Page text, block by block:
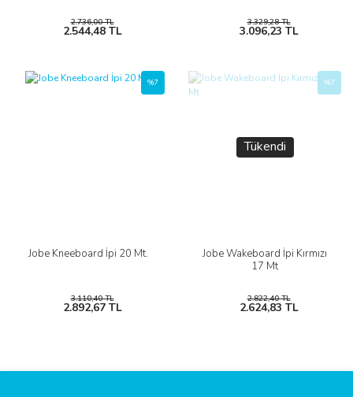
2.736,00 TL
2.544,48 TL
3.329,28 TL
3.096,23 TL
Jobe Kneeboard İpi 20 Mt.
%7
3.110,40 TL
2.892,67 TL
Tükendi
Jobe Wakeboard İpi Kırmızı
17 Mt
%7
2.822,40 TL
2.624,83 TL